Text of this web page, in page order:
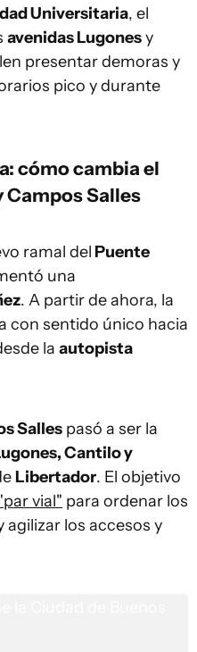
Universitaria, el
avenidas Lugonesy
presentar demoras y
pico y durante
cómo cambia el
Salles
ramal del Puente
una
. A partir de ahora, la
con sentido único hacia
la autopista
Salles pasó a ser la
Cantilo y
Libertador. El objetivo
vial" para ordenar los
los accesos y